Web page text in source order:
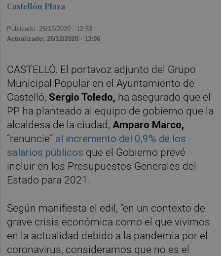
Castellón Plaza
Publicado: 26/12/2020 · 12:53
Actualizado: 26/12/2020 · 13:06
CASTELLÓ. El portavoz adjunto del Grupo
Municipal Popular en el Ayuntamiento de
Castelló, Sergio Toledo, ha asegurado que el
PP ha planteado al equipo de gobierno que la
alcaldesa de la ciudad, Amparo Marco,
“renuncie” al incremento del 0,9% de los
salarios públicos que el Gobierno prevé
incluir en los Presupuestos Generales del
Estado para 2021.
Según manifiesta el edil, “en un contexto de
grave crisis económica como el que vivimos
en la actualidad debido a la pandemia por el
coronavirus, consideramos que no es el